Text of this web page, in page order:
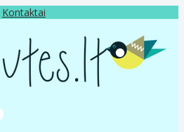
Kontaktai